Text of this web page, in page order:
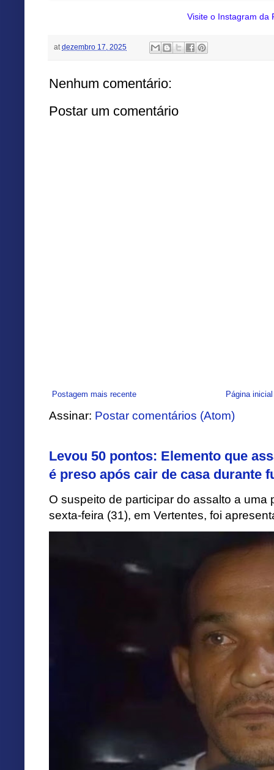
Visite o Instagram da
at dezembro 17, 2025
Nenhum comentário:
Postar um comentário
Postagem mais recente Página inicial
Assinar: Postar comentários (Atom)
Levou 50 pontos: Elemento que
é preso após cair de casa durante
O suspeito de participar do assalto a uma
sexta-feira (31), em Vertentes, foi